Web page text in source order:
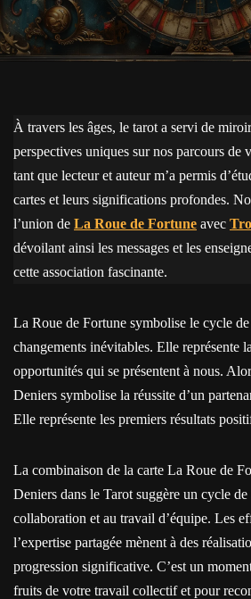
À travers les âges, le tarot a servi de
perspectives uniques sur nos parcours de
tant que lecteur et auteur m’a permis
cartes et leurs significations profondes.
l’union de La Roue de Fortune avec
dévoilant ainsi les messages et les
cette association fascinante.
La Roue de Fortune symbolise le cycle
changements inévitables. Elle représente
opportunités qui se présentent à nous.
Deniers symbolise la réussite d’un
Elle représente les premiers résultats
La combinaison de la carte La Roue de
Deniers dans le Tarot suggère un cycle de
collaboration et au travail d’équipe. Les
l’expertise partagée mènent à des
progression significative. C’est un
fruits de votre travail collectif et pour